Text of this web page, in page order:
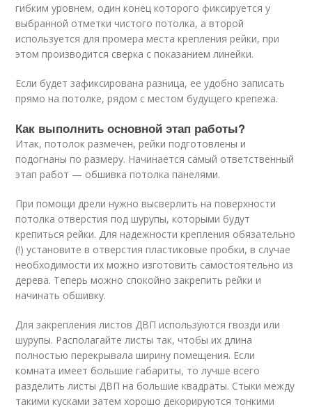
гибким уровнем, один конец которого фиксируется у
выбранной отметки чистого потолка, а второй
используется для промера места крепления рейки, при
этом производится сверка с показанием линейки.
Если будет зафиксирована разница, ее удобно записать
прямо на потолке, рядом с местом будущего крепежа.
Как выполнить основной этап работы?
Итак, потолок размечен, рейки подготовлены и
подогнаны по размеру. Начинается самый ответственный
этап работ — обшивка потолка панелями.
При помощи дрели нужно высверлить на поверхности
потолка отверстия под шурупы, которыми будут
крепиться рейки. Для надежности крепления обязательно
(!) установите в отверстия пластиковые пробки, в случае
необходимости их можно изготовить самостоятельно из
дерева. Теперь можно спокойно закрепить рейки и
начинать обшивку.
Для закрепления листов ДВП используются гвозди или
шурупы. Располагайте листы так, чтобы их длина
полностью перекрывала ширину помещения. Если
комната имеет большие габариты, то лучше всего
разделить листы ДВП на большие квадраты. Стыки между
такими кусками затем хорошо декорируются тонкими